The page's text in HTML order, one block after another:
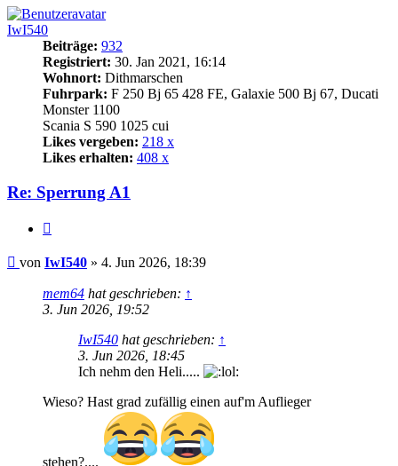
IwI540
Beiträge: 932
Registriert: 30. Jan 2021, 16:14
Wohnort: Dithmarschen
Fuhrpark: F 250 Bj 65 428 FE, Galaxie 500 Bj 67, Ducati
Monster 1100
Scania S 590 1025 cui
Likes vergeben: 218 x
Likes erhalten: 408 x
Re: Sperrung A1
Beitrag
von IwI540 » 4. Jun 2026, 18:39
mem64 hat geschrieben: ↑
3. Jun 2026, 19:52
IwI540 hat geschrieben: ↑
3. Jun 2026, 18:45
Ich nehm den Heli.....
Wieso? Hast grad zufällig einen auf'm Auflieger
stehen?....